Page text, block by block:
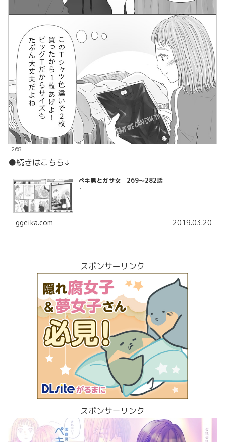
268
●続きはこちら↓
ペキ男とガサ女 269〜282話
...
ggeika.com 2019.03.20
スポンサーリンク
スポンサーリンク